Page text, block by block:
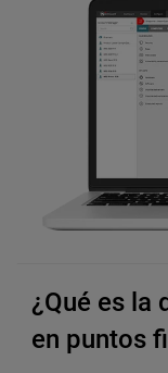
¿Qué es la
en puntos